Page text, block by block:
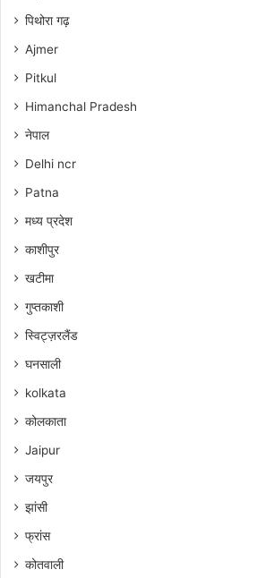
पिथोरा गढ़
Ajmer
Pitkul
Himanchal Pradesh
नेपाल
Delhi ncr
Patna
मध्य प्रदेश
काशीपुर
खटीमा
गुप्तकाशी
स्विट्ज़रलैंड
घनसाली
kolkata
कोलकाता
Jaipur
जयपुर
झांसी
फ्रांस
कोतवाली